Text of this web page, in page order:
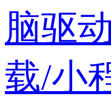
脑驱动
载/小